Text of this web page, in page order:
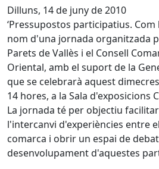
Dilluns, 14 de juny de 2010
‘Pressupostos participatius. Com
nom d'una jornada organitzada
Parets de Vallès i el Consell
Oriental, amb el suport de la
que se celebrarà aquest
14 hores, a la Sala d'exposicions
La jornada té per objectiu
l'intercanvi d'experiències entre
comarca i obrir un espai de
desenvolupament d'aquestes